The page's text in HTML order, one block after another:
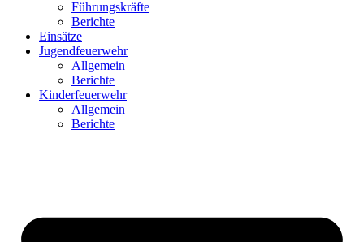
Führungs­kräfte
Berichte
Einsätze
Jugend­feuerwehr
Allgemein
Berichte
Kinder­feuerwehr
Allgemein
Berichte